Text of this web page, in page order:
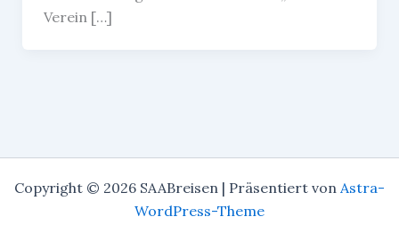
Verein […]
Copyright © 2026 SAABreisen | Präsentiert von Astra-
WordPress-Theme